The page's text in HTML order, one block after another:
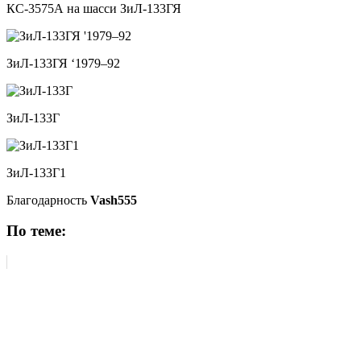
КС-3575А на шасси ЗиЛ-133ГЯ
ЗиЛ-133ГЯ ‘1979–92
ЗиЛ-133Г
ЗиЛ-133Г1
Благодарность Vash555
По теме: